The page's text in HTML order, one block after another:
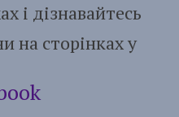
і дізнавайтесь
на сторінках у